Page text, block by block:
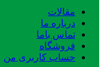
مقالات
درباره ما
تماس باما
فروشگاه
حساب کاربری من